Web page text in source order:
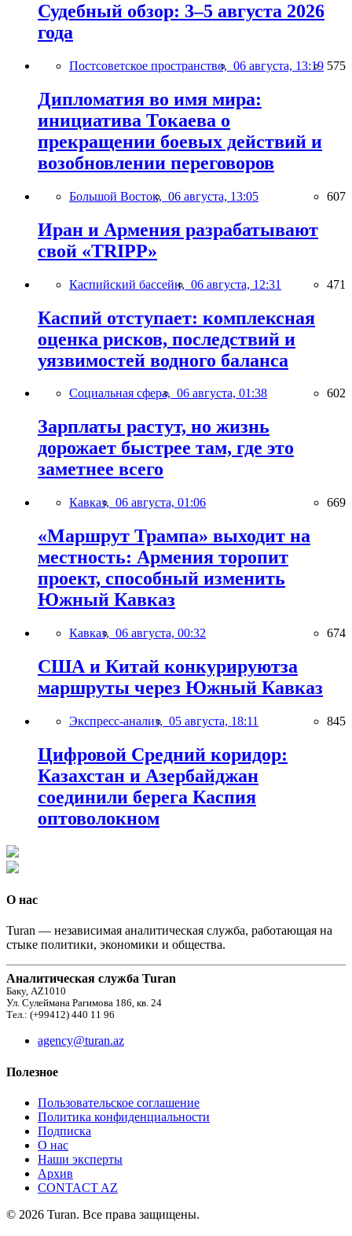
Судебный обзор: 3–5 августа 2026
года
Постсоветское пространство, 06 августа, 13:19 575
Дипломатия во имя мира:
инициатива Токаева о
прекращении боевых действий и
возобновлении переговоров
Большой Восток, 06 августа, 13:05 607
Иран и Армения разрабатывают
свой «TRIPP»
Каспийский бассейн, 06 августа, 12:31 471
Каспий отступает: комплексная
оценка рисков, последствий и
уязвимостей водного баланса
Социальная сфера, 06 августа, 01:38 602
Зарплаты растут, но жизнь
дорожает быстрее там, где это
заметнее всего
Кавказ, 06 августа, 01:06 669
«Маршрут Трампа» выходит на
местность: Армения торопит
проект, способный изменить
Южный Кавказ
Кавказ, 06 августа, 00:32 674
США и Китай конкурируютза
маршруты через Южный Кавказ
Экспресс-анализ, 05 августа, 18:11 845
Цифровой Средний коридор:
Казахстан и Азербайджан
соединили берега Каспия
оптоволокном
О нас
Turan — независимая аналитическая служба, работающая на
стыке политики, экономики и общества.
Аналитическая служба Turan
Баку, AZ1010
Ул. Сулеймана Рагимова 186, кв. 24
Тел.: (+99412) 440 11 96
agency@turan.az
Полезное
Пользовательское соглашение
Политика конфиденциальности
Подписка
О нас
Наши эксперты
Архив
CONTACT AZ
© 2026 Turan. Все права защищены.